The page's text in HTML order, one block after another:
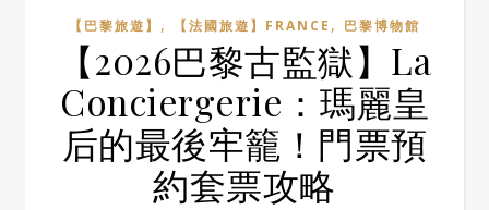
【巴黎旅遊】 , 【法國旅遊】FRANCE , 巴黎博物館
【2026巴黎古監獄】La
Conciergerie：瑪麗皇
后的最後牢籠！門票預
約套票攻略